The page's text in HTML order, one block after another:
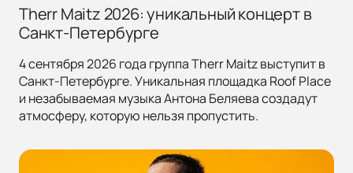
Therr Maitz 2026: уникальный концерт в
Санкт-Петербурге
4 сентября 2026 года группа Therr Maitz выступит в
Санкт-Петербурге. Уникальная площадка Roof Place
и незабываемая музыка Антона Беляева создадут
атмосферу, которую нельзя пропустить.